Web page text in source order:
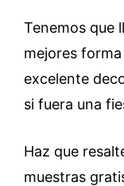
Tenemos que
mejores
excelente
si fuera una
Haz que
muestras